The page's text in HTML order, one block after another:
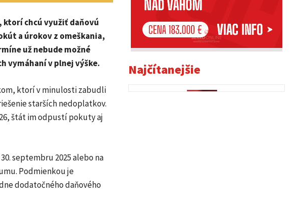
ktorí chcú využiť daňovú
a úrokov z omeškania,
už nebude možné
vymáhaní v plnej výške.
ktorí v minulosti zabudli
starších nedoplatkov.
štát im odpustí pokuty aj
septembru 2025 alebo na
Podmienkou je
dodatočného daňového
Najčítanejšie